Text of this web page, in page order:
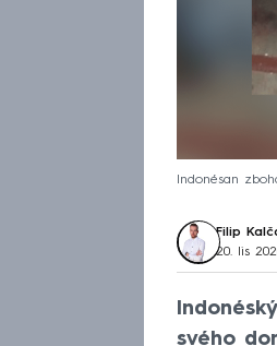
Indonésan
Filip
20. lis
svého